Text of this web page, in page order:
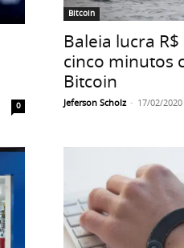
0
Bitcoin
Baleia lucra
cinco minutos
Bitcoin
Jeferson Scholz - 17/02/